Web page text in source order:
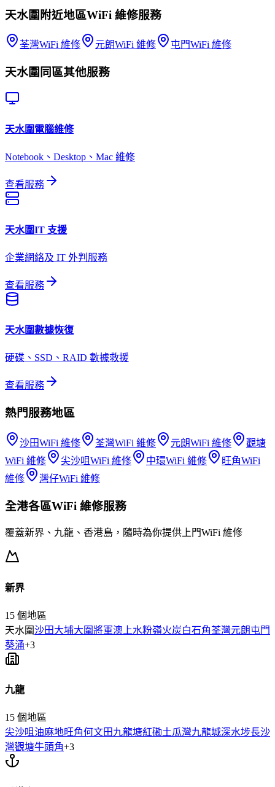
天水圍 附近地區WiFi 維修服務
荃灣WiFi 維修 元朗WiFi 維修 屯門WiFi 維修
天水圍 同區其他服務
天水圍電腦維修
Notebook、Desktop、Mac 維修
查看服務
天水圍IT 支援
企業網絡及 IT 外判服務
查看服務
天水圍數據恢復
硬碟、SSD、RAID 數據救援
查看服務
熱門服務地區
沙田WiFi 維修 荃灣WiFi 維修 元朗WiFi 維修
觀塘
WiFi 維修
尖沙咀WiFi 維修 中環WiFi 維修 旺角WiFi
維修
灣仔WiFi 維修
全港各區WiFi 維修服務
覆蓋新界、九龍、香港島，隨時為你提供上門WiFi 維修
新界
15 個地區
天水圍 沙田大埔大圍將軍澳 上水粉嶺火炭白石角荃灣元朗屯門
葵涌+3
九龍
15 個地區
尖沙咀 油麻地旺角何文田九龍塘紅磡土瓜灣九龍城深水埗長沙
灣觀塘牛頭角+3